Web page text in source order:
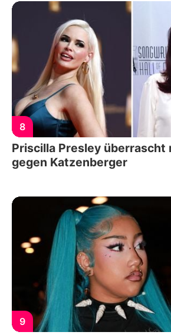
8
Priscilla Presley überrascht
gegen Katzenberger
9